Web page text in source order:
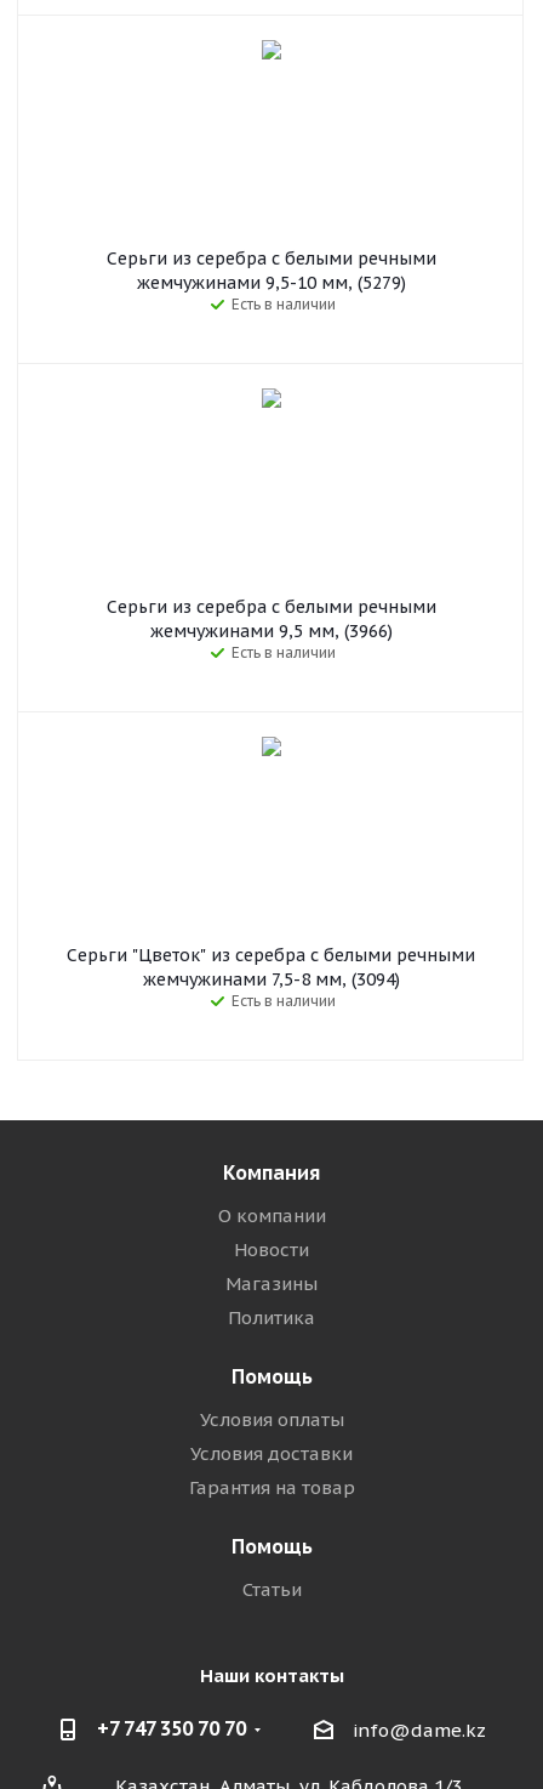
Серьги из серебра c белыми речными
жемчужинами 9,5-10 мм, (5279)
Есть в наличии
Серьги из серебра c белыми речными
жемчужинами 9,5 мм, (3966)
Есть в наличии
Серьги "Цветок" из серебра c белыми речными
жемчужинами 7,5-8 мм, (3094)
Есть в наличии
Компания
О компании
Новости
Магазины
Политика
Помощь
Условия оплаты
Условия доставки
Гарантия на товар
Помощь
Статьи
Наши контакты
+7 747 350 70 70 info@dame.kz